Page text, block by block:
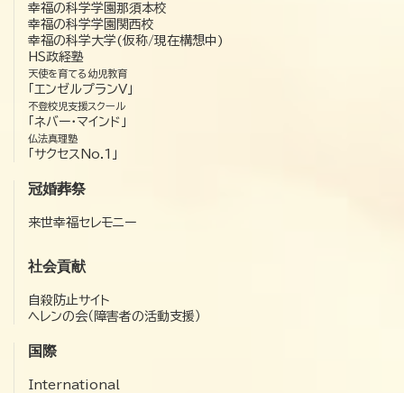
幸福の科学学園那須本校
幸福の科学学園関西校
幸福の科学大学(仮称/現在構想中)
HS政経塾
天使を育てる幼児教育
「エンゼルプランV」
不登校児支援スクール
「ネバー・マインド」
仏法真理塾
「サクセスNo.1」
冠婚葬祭
来世幸福セレモニー
社会貢献
自殺防止サイト
ヘレンの会（障害者の活動支援）
国際
International